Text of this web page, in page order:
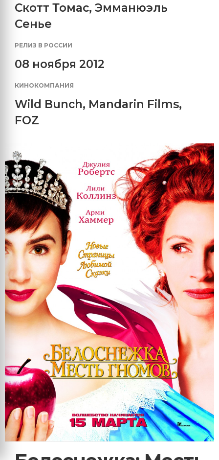
Скотт Томас, Эмманюэль
Сенье
РЕЛИЗ В РОССИИ
08 ноября 2012
КИНОКОМПАНИЯ
Wild Bunch, Mandarin Films,
FOZ